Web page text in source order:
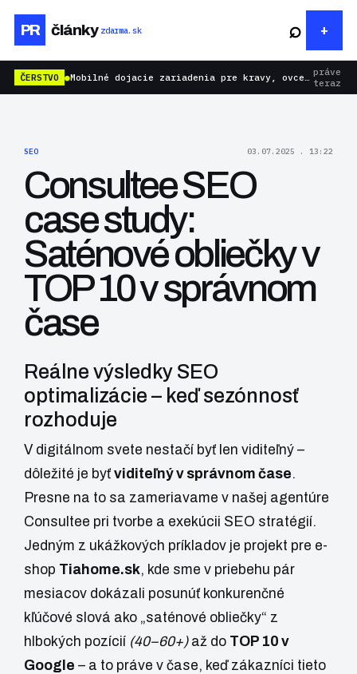
PR články zdarma.sk ⌕
ČERSTVO ● Mobilné dojacie zariadenia pre kravy, ovce aj kozy: rýchlejšie dojenie bez zbytočnej námahy práve
teraz
SEO 03.07.2025 . 13:22
Consultee SEO
case study:
Saténové obliečky v
TOP 10 v správnom
čase
Reálne výsledky SEO
optimalizácie – keď sezónnosť
rozhoduje
V digitálnom svete nestačí byť len viditeľný –
dôležité je byť viditeľný v správnom čase.
Presne na to sa zameriavame v našej agentúre
Consultee pri tvorbe a exekúcii SEO stratégií.
Jedným z ukážkových príkladov je projekt pre e-
shop Tiahome.sk, kde sme v priebehu pár
mesiacov dokázali posunúť konkurenčné
kľúčové slová ako „saténové obliečky“ z
hlbokých pozícií (40–60+)až do TOP 10 v
Google – a to práve v čase, keď zákazníci tieto